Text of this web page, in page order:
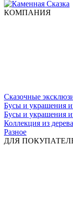
КОМПАНИЯ
Сказочные
Бусы и украшения
Бусы и украшения
Коллекция из дерева
Разное
ДЛЯ